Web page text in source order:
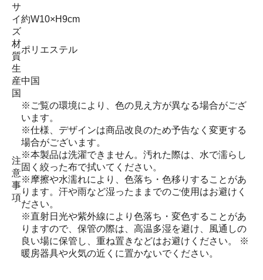
サ
イ
ズ
約W10×H9cm
材
質
ポリエステル
生
産
国
中国
注
意
事
項
※ご覧の環境により、色の見え方が異なる場合がござ
います。
※仕様、デザインは商品改良のため予告なく変更する
場合がございます。
※本製品は洗濯できません。汚れた際は、水で濡らし
固く絞った布で拭いてください。
※摩擦や水濡れにより、色落ち・色移りすることがあ
ります。汗や雨など湿ったままでのご使用はお避けく
ださい。
※直射日光や紫外線により色落ち・変色することがあ
りますので、保管の際は、高温多湿を避け、風通しの
良い場に保管し、重ね置きなどはお避けください。 ※
暖房器具や火気の近くに置かないでください。